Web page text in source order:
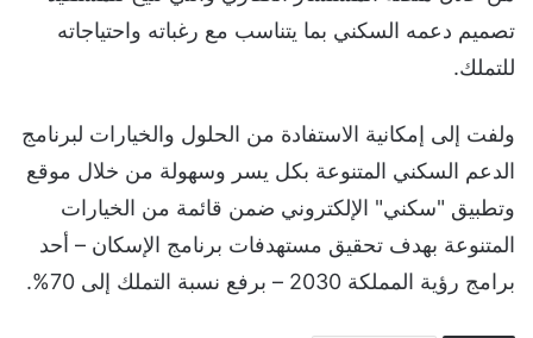
تصميم دعمه السكني بما يتناسب مع رغباته واحتياجاته
للتملك.
ولفت إلى إمكانية الاستفادة من الحلول والخيارات لبرنامج
الدعم السكني المتنوعة بكل يسر وسهولة من خلال موقع
وتطبيق "سكني" الإلكتروني ضمن قائمة من الخيارات
المتنوعة بهدف تحقيق مستهدفات برنامج الإسكان – أحد
برامج رؤية المملكة 2030 – برفع نسبة التملك إلى 70%.